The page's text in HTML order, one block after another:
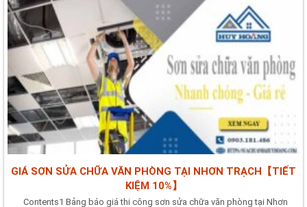
GIÁ SƠN SỬA CHỮA VĂN PHÒNG TẠI NHƠN TRẠCH【TIẾT
KIỆM 10%】
Contents1 Bảng báo giá thi công sơn sửa chữa văn phòng tại Nhơn